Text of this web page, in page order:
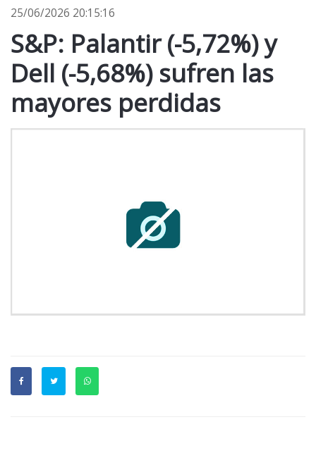
25/06/2026 20:15:16
S&P: Palantir (-5,72%) y
Dell (-5,68%) sufren las
mayores perdidas